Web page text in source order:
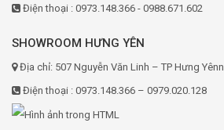
Điện thoại : 0973.148.366 - 0988.671.602
SHOWROOM HƯNG YÊN
Địa chỉ: 507 Nguyễn Văn Linh – TP Hưng Yênn
Điện thoại : 0973.148.366 – 0979.020.128